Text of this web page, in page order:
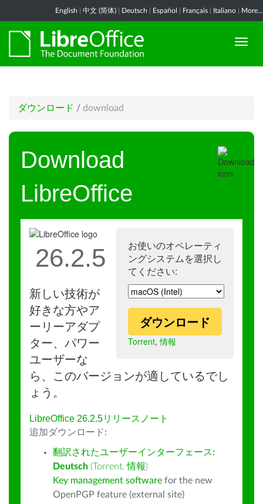
English 中文 (简体) Deutsch Español Français Italiano More...
ダウンロード / download
Download
LibreOffice
お使いのオペレーティ
ングシステムを選択し
てください:
ダウンロード
Torrent,情報
26.2.5
新しい技術が
好きな方やア
ーリーアダプ
ター、パワー
ユーザーな
ら、このバージョンが適しているでし
ょう。
LibreOffice 26.2.5リリースノート
追加ダウンロード:
翻訳されたユーザーインターフェース:
Deutsch (Torrent,情報)
Key management software for the new
OpenPGP feature (external site)